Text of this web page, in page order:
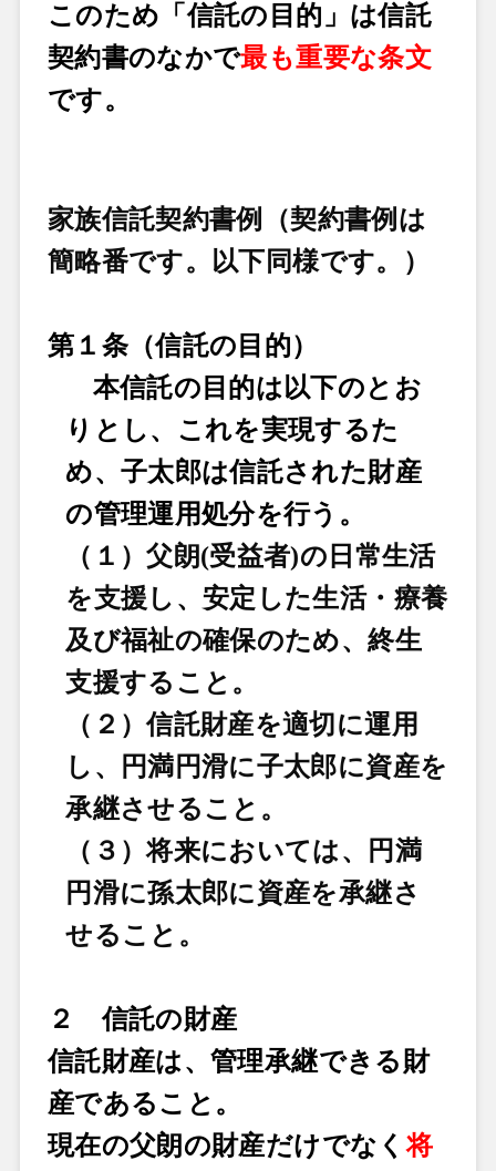
このため「信託の目的」は信託
契約書のなかで最も重要な条文
です。
家族信託契約書例（契約書例は
簡略番です。以下同様です。）
第 １ 条（信託の 目的）
本信託の目的は以下のとお
りとし、これを実現するた
め、子太郎は信託された財産
の管理運用処分を行う。
（１）父朗(受益者)の日常生活
を支援し、安定した生活・療養
及び福祉の確保のため、終生
支援すること。
（２）信託財産を適切に運用
し、円満円滑に子太郎に資産を
承継させること。
（３）将来においては、円満
円滑に孫太郎に資産を承継さ
せること。
２ 信託の財産
信託財産は、管理承継できる財
産であること。
現在の父朗の財産だけでなく将